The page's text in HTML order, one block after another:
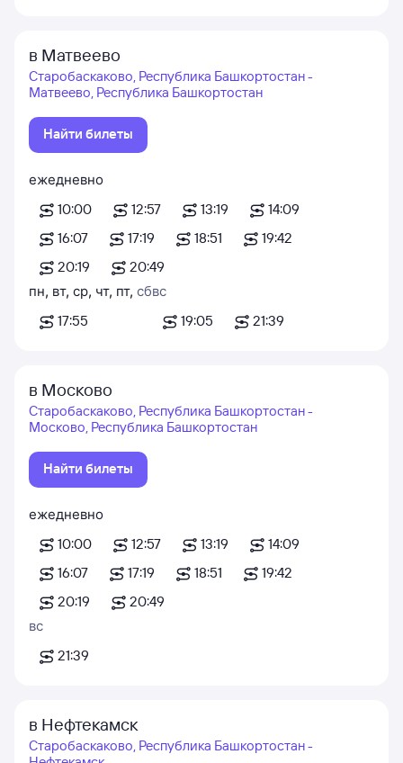
в Матвеево
Старобаскаково, Республика Башкортостан -
Матвеево, Республика Башкортостан
Найти билеты
ежедневно
10:00
12:57 13:19
14:09
16:07
17:19 18:51
19:42
20:19
20:49
пн, вт, ср, чт, пт, сб
17:55
вс
19:05
21:39
в Москово
Старобаскаково, Республика Башкортостан -
Москово, Республика Башкортостан
Найти билеты
ежедневно
10:00
12:57 13:19
14:09
16:07
17:19 18:51
19:42
20:19
20:49
вс
21:39
в Нефтекамск
Старобаскаково, Республика Башкортостан -